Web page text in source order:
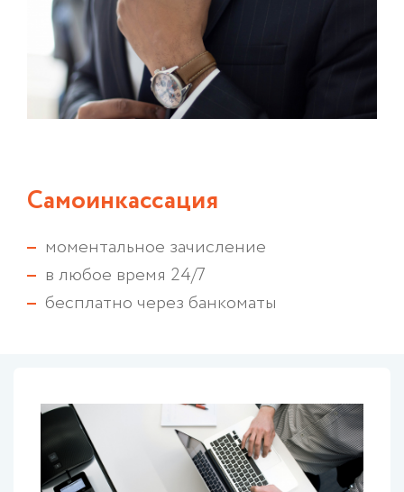
Самоинкассация
моментальное зачисление
в любое время 24/7
бесплатно через банкоматы